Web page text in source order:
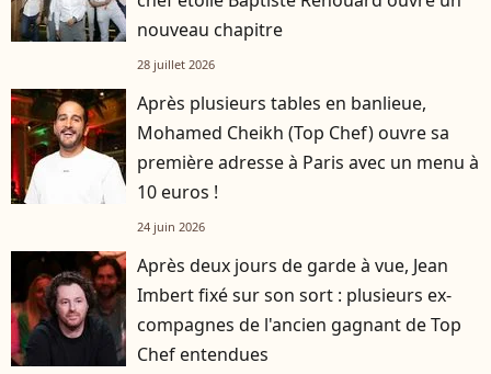
nouveau chapitre
28 juillet 2026
Après plusieurs tables en banlieue,
Mohamed Cheikh (Top Chef) ouvre sa
première adresse à Paris avec un menu à
10 euros !
24 juin 2026
Après deux jours de garde à vue, Jean
Imbert fixé sur son sort : plusieurs ex-
compagnes de l'ancien gagnant de Top
Chef entendues